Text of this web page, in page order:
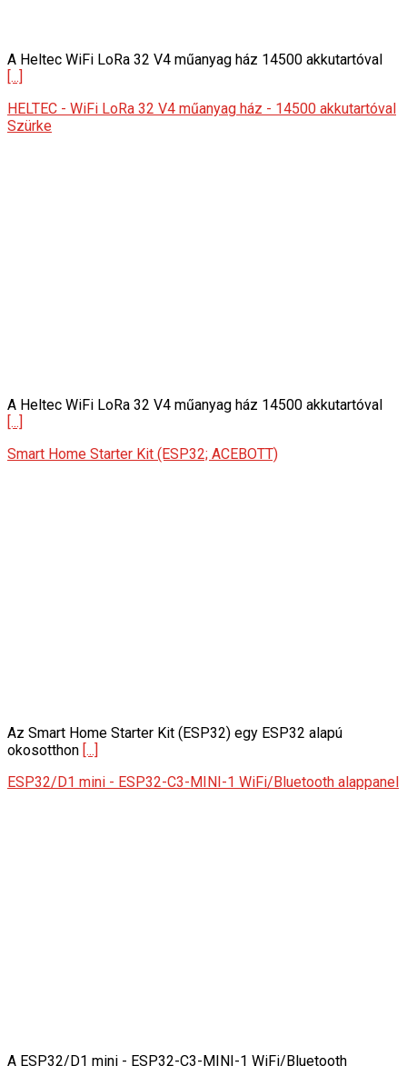
A Heltec WiFi LoRa 32 V4 műanyag ház 14500 akkutartóval
[...]
HELTEC - WiFi LoRa 32 V4 műanyag ház - 14500 akkutartóval
Szürke
A Heltec WiFi LoRa 32 V4 műanyag ház 14500 akkutartóval
[...]
Smart Home Starter Kit (ESP32; ACEBOTT)
Az Smart Home Starter Kit (ESP32) egy ESP32 alapú
okosotthon [...]
ESP32/D1 mini - ESP32-C3-MINI-1 WiFi/Bluetooth alappanel
A ESP32/D1 mini - ESP32-C3-MINI-1 WiFi/Bluetooth